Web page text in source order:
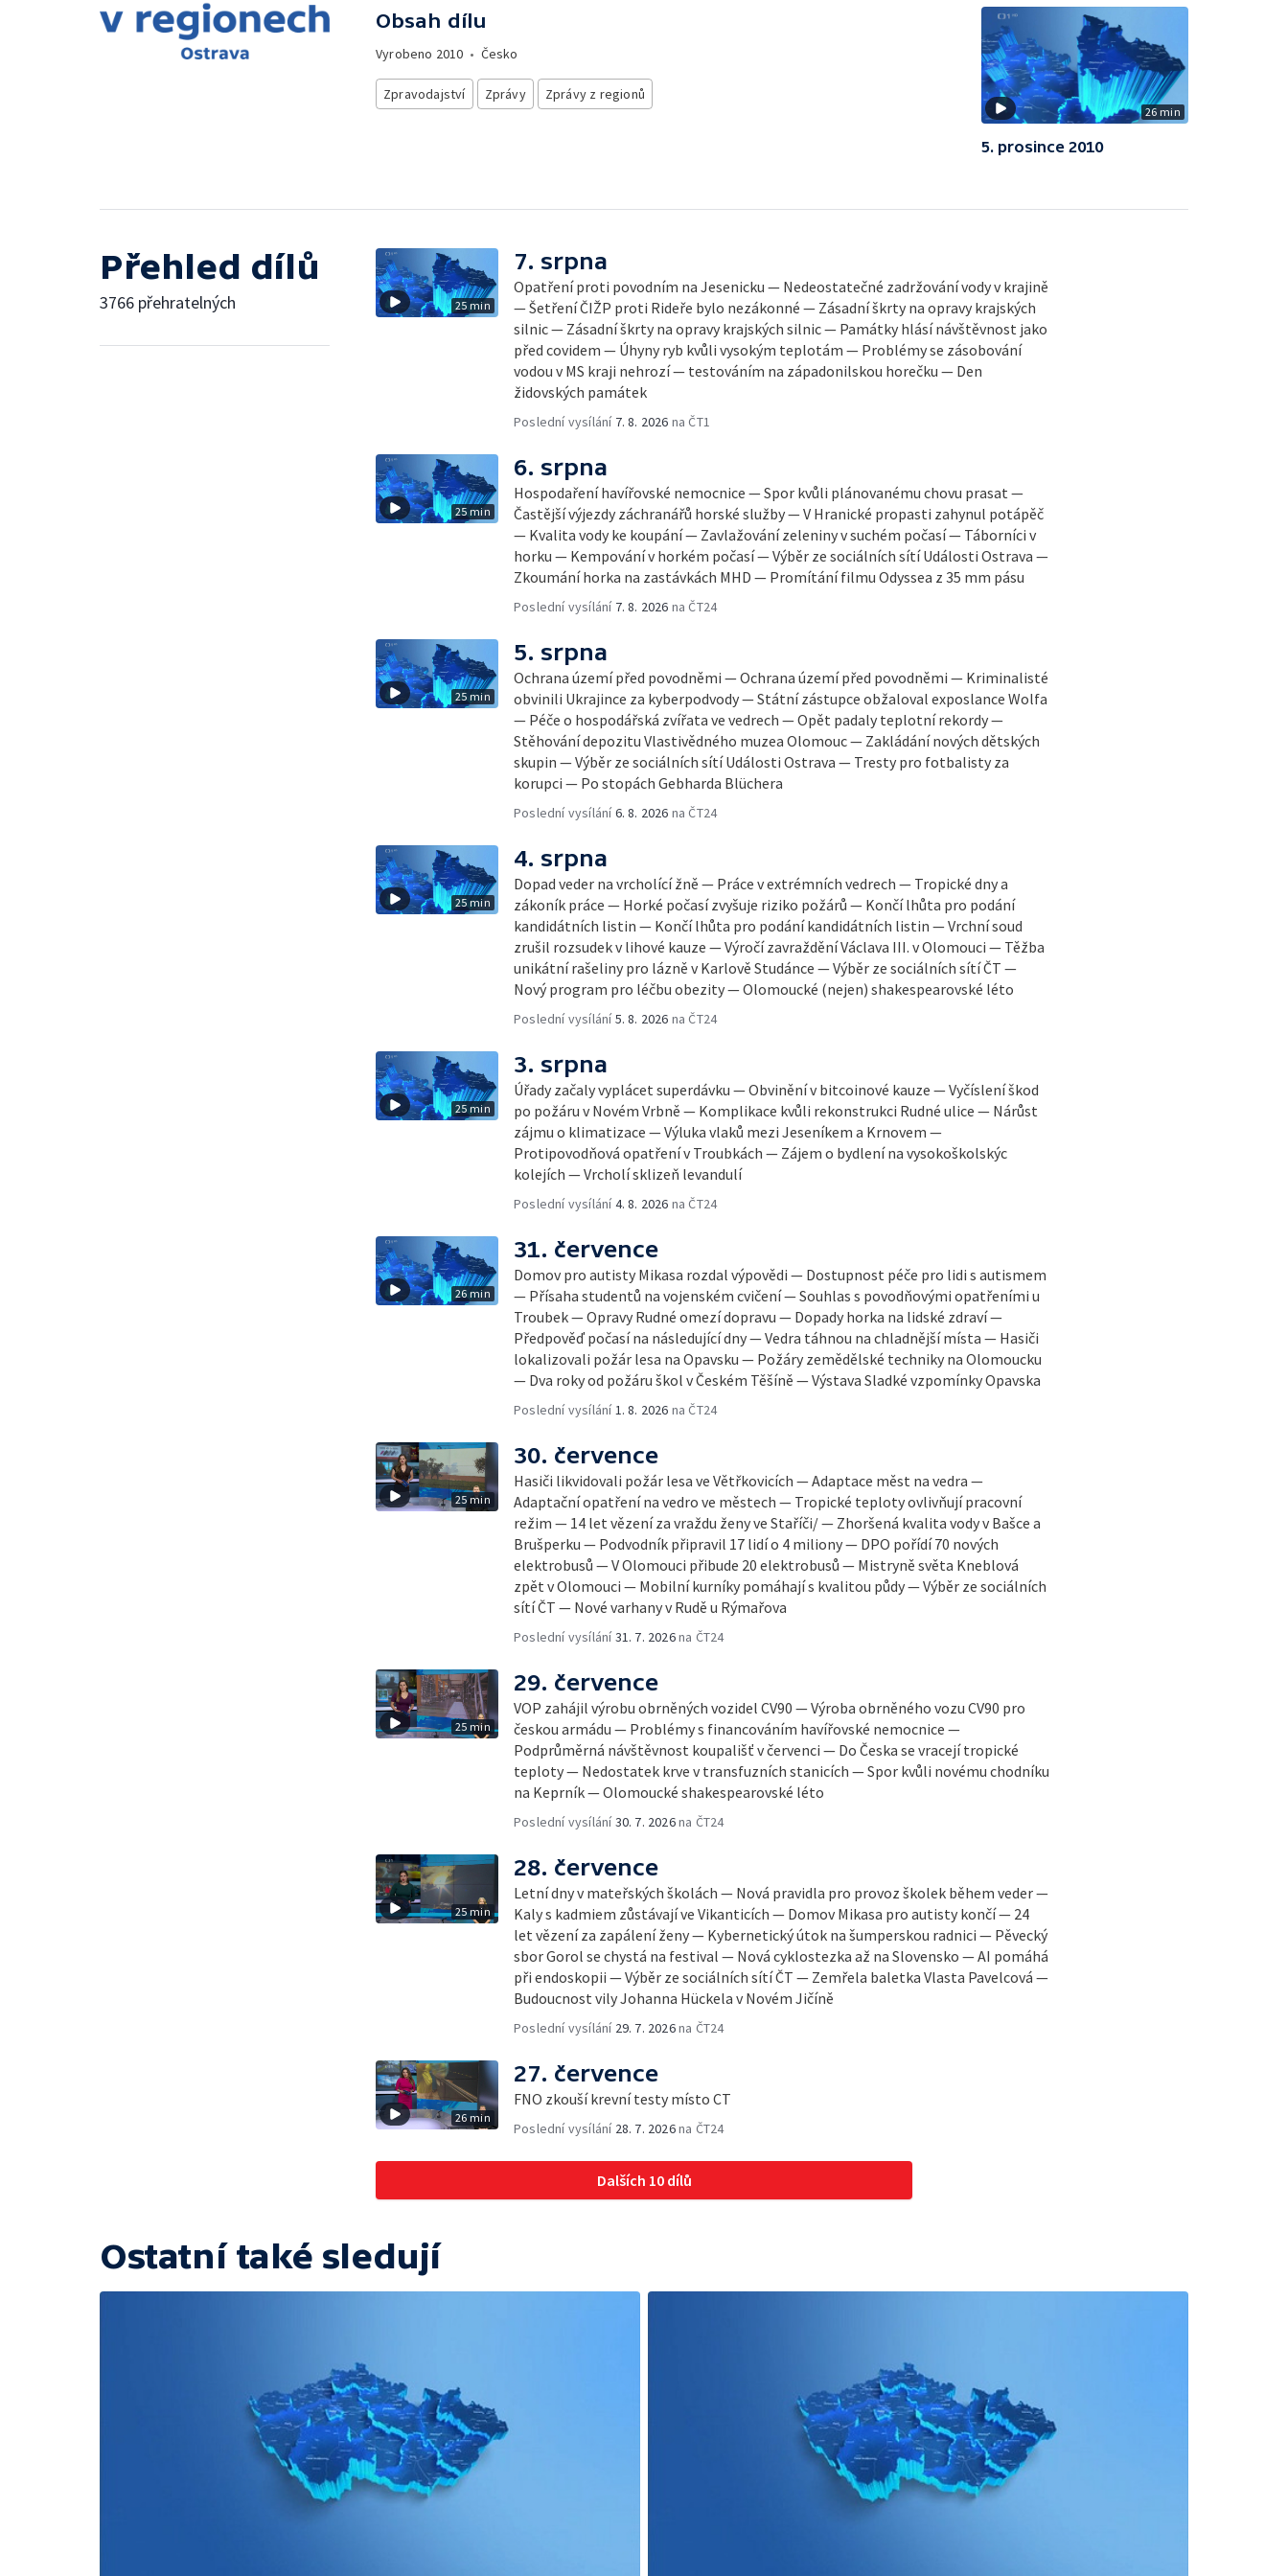
Obsah dílu
Vyrobeno 2010 • Česko
Zpravodajství Zprávy Zprávy z regionů
26 min
5. prosince 2010
Přehled dílů
3766 přehratelných 25 min
7. srpna
Opatření proti povodním na Jesenicku — Nedeostatečné zadržování vody v krajině
— Šetření ČIŽP proti Rideře bylo nezákonné — Zásadní škrty na opravy krajských
silnic — Zásadní škrty na opravy krajských silnic — Památky hlásí návštěvnost jako
před covidem — Úhyny ryb kvůli vysokým teplotám — Problémy se zásobování
vodou v MS kraji nehrozí — testováním na západonilskou horečku — Den
židovských památek
Poslední vysílání 7. 8. 2026 na ČT1
25 min
6. srpna
Hospodaření havířovské nemocnice — Spor kvůli plánovanému chovu prasat —
Častější výjezdy záchranářů horské služby — V Hranické propasti zahynul potápěč
— Kvalita vody ke koupání — Zavlažování zeleniny v suchém počasí — Táborníci v
horku — Kempování v horkém počasí — Výběr ze sociálních sítí Události Ostrava —
Zkoumání horka na zastávkách MHD — Promítání filmu Odyssea z 35 mm pásu
Poslední vysílání 7. 8. 2026 na ČT24
25 min
5. srpna
Ochrana území před povodněmi — Ochrana území před povodněmi — Kriminalisté
obvinili Ukrajince za kyberpodvody — Státní zástupce obžaloval exposlance Wolfa
— Péče o hospodářská zvířata ve vedrech — Opět padaly teplotní rekordy —
Stěhování depozitu Vlastivědného muzea Olomouc — Zakládání nových dětských
skupin — Výběr ze sociálních sítí Události Ostrava — Tresty pro fotbalisty za
korupci — Po stopách Gebharda Blüchera
Poslední vysílání6. 8. 2026 na ČT24
25 min
4. srpna
Dopad veder na vrcholící žně — Práce v extrémních vedrech — Tropické dny a
zákoník práce — Horké počasí zvyšuje riziko požárů — Končí lhůta pro podání
kandidátních listin — Končí lhůta pro podání kandidátních listin — Vrchní soud
zrušil rozsudek v lihové kauze — Výročí zavraždění Václava III. v Olomouci — Těžba
unikátní rašeliny pro lázně v Karlově Studánce — Výběr ze sociálních sítí ČT —
Nový program pro léčbu obezity — Olomoucké (nejen) shakespearovské léto
Poslední vysílání5. 8. 2026 na ČT24
25 min
3. srpna
Úřady začaly vyplácet superdávku — Obvinění v bitcoinové kauze — Vyčíslení škod
po požáru v Novém Vrbně — Komplikace kvůli rekonstrukci Rudné ulice — Nárůst
zájmu o klimatizace — Výluka vlaků mezi Jeseníkem a Krnovem —
Protipovodňová opatření v Troubkách — Zájem o bydlení na vysokoškolskýc
kolejích — Vrcholí sklizeň levandulí
Poslední vysílání4. 8. 2026 na ČT24
26 min
31. července
Domov pro autisty Mikasa rozdal výpovědi — Dostupnost péče pro lidi s autismem
— Přísaha studentů na vojenském cvičení — Souhlas s povodňovými opatřeními u
Troubek — Opravy Rudné omezí dopravu — Dopady horka na lidské zdraví —
Předpověď počasí na následující dny — Vedra táhnou na chladnější místa — Hasiči
lokalizovali požár lesa na Opavsku — Požáry zemědělské techniky na Olomoucku
— Dva roky od požáru škol v Českém Těšíně — Výstava Sladké vzpomínky Opavska
Poslední vysílání 1. 8. 2026 na ČT24
25 min
30. července
Hasiči likvidovali požár lesa ve Větřkovicích — Adaptace měst na vedra —
Adaptační opatření na vedro ve městech — Tropické teploty ovlivňují pracovní
režim — 14 let vězení za vraždu ženy ve Staříči/ — Zhoršená kvalita vody v Bašce a
Brušperku — Podvodník připravil 17 lidí o 4 miliony — DPO pořídí 70 nových
elektrobusů — V Olomouci přibude 20 elektrobusů — Mistryně světa Kneblová
zpět v Olomouci — Mobilní kurníky pomáhají s kvalitou půdy — Výběr ze sociálních
sítí ČT — Nové varhany v Rudě u Rýmařova
Poslední vysílání31. 7. 2026na ČT24
25 min
29. července
VOP zahájil výrobu obrněných vozidel CV90 — Výroba obrněného vozu CV90 pro
českou armádu — Problémy s financováním havířovské nemocnice —
Podprůměrná návštěvnost koupališť v červenci — Do Česka se vracejí tropické
teploty — Nedostatek krve v transfuzních stanicích — Spor kvůli novému chodníku
na Keprník — Olomoucké shakespearovské léto
Poslední vysílání30. 7. 2026na ČT24
25 min
28. července
Letní dny v mateřských školách — Nová pravidla pro provoz školek během veder —
Kaly s kadmiem zůstávají ve Vikanticích — Domov Mikasa pro autisty končí — 24
let vězení za zapálení ženy — Kybernetický útok na šumperskou radnici — Pěvecký
sbor Gorol se chystá na festival — Nová cyklostezka až na Slovensko — AI pomáhá
při endoskopii — Výběr ze sociálních sítí ČT — Zemřela baletka Vlasta Pavelcová —
Budoucnost vily Johanna Hückela v Novém Jičíně
Poslední vysílání 29. 7. 2026na ČT24
26 min
27. července
FNO zkouší krevní testy místo CT
Poslední vysílání 28. 7. 2026na ČT24
Dalších 10 dílů
Ostatní také sledují